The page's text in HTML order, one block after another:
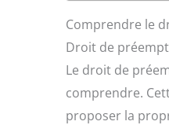
Comprendre le
Droit de
Le droit de
comprendre.
proposer la